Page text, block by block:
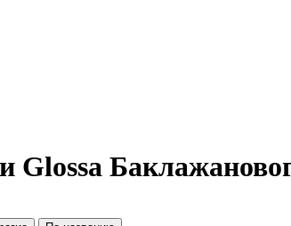
Glossa